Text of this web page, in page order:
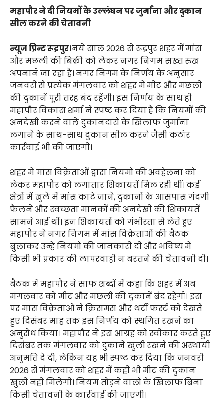
महापौर ने दी नियमों के उल्लंघन पर जुर्माना और दुकान
सील करने की चेतावनी
न्यूज प्रिन्ट रूद्रपुर।नये साल 2026 से रूद्रपुर शहर में मांस
और मछली की बिक्री को लेकर नगर निगम सख्त रुख
अपनाने जा रहा है। नगर निगम के निर्णय के अनुसार
जनवरी से प्रत्येक मंगलवार को शहर में मीट और मछली
की दुकानें पूरी तरह बंद रहेंगी। इस निर्णय के साथ ही
महापौर विकास शर्मा ने स्पष्ट कर दिया है कि नियमों की
अनदेखी करने वाले दुकानदारों के खिलाफ जुर्माना
लगाने के साथ-साथ दुकान सील करने जैसी कठोर
कार्रवाई भी की जाएगी।
शहर में मांस विक्रेताओं द्वारा नियमों की अवहेलना को
लेकर महापौर को लगातार शिकायतें मिल रही थीं। कई
क्षेत्रों में खुले में मांस काटे जाने, दुकानों के आसपास गंदगी
फैलने और स्वच्छता मानकों की अनदेखी की शिकायतें
सामने आई थीं। इन शिकायतों को गंभीरता से लेते हुए
महापौर ने नगर निगम में मांस विक्रेताओं की बैठक
बुलाकर उन्हें नियमों की जानकारी दी और भविष्य में
किसी भी प्रकार की लापरवाही न बरतने की चेतावनी दी।
बैठक में महापौर ने साफ शब्दों में कहा कि शहर में अब
मंगलवार को मीट और मछली की दुकानें बंद रहेंगी। इस
पर मांस विक्रेताओं ने क्रिसमस और थर्टी फर्स्ट को देखते
हुए दिसंबर माह तक इस निर्णय को स्थगित रखने का
अनुरोध किया। महापौर ने इस आग्रह को स्वीकार करते हुए
दिसंबर तक मंगलवार को दुकानें खुली रखने की अस्थायी
अनुमति दे दी, लेकिन यह भी स्पष्ट कर दिया कि जनवरी
2026 से मंगलवार को शहर में कहीं भी मीट की दुकान
खुली नहीं मिलेगी। नियम तोड़ने वालों के खिलाफ बिना
किसी चेतावनी के कार्रवाई की जाएगी।